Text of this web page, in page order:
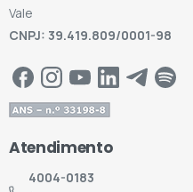
Vale
CNPJ: 39.419.809/0001-98
Atendimento
4004-0183